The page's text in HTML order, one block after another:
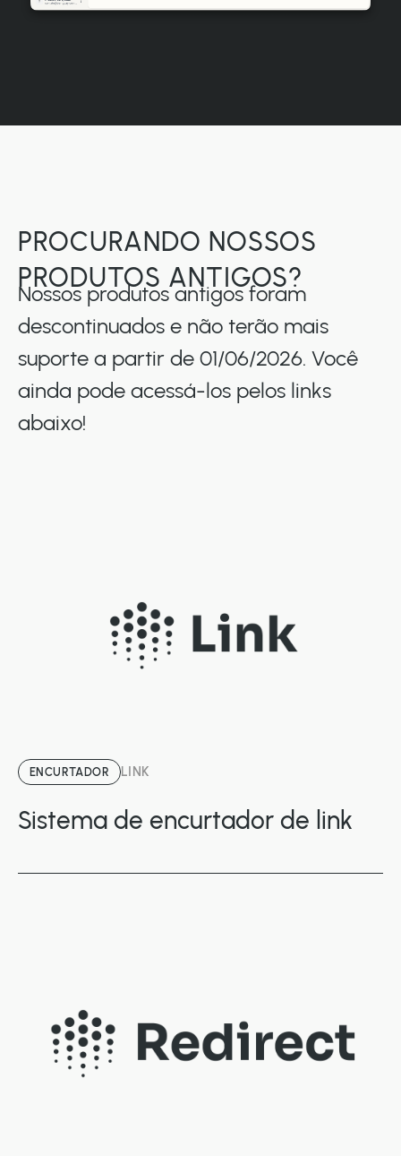
PROCURANDO NOSSOS
PRODUTOS ANTIGOS?
Nossos produtos antigos foram
descontinuados e não terão mais
suporte a partir de 01/06/2026. Você
ainda pode acessá-los pelos links
abaixo!
ENCURTADOR LINK
Sistema de encurtador de link